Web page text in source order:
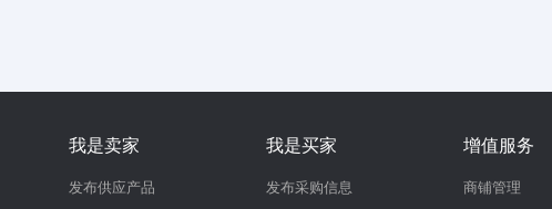
我是卖家
发布供应产品
我是买家
发布采购信息
增值服务
商铺管理